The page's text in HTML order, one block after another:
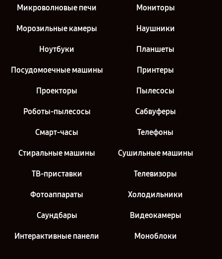
Микроволновые печи Мониторы
Морозильные камеры Наушники
Ноутбуки Планшеты
Посудомоечные машины Принтеры
Проекторы Пылесосы
Роботы-пылесосы Сабвуферы
Смарт-часы Телефоны
Стиральные машины Сушильные машины
ТВ-приставки Телевизоры
Фотоаппараты Холодильники
Саундбары Видеокамеры
Интерактивные панели Моноблоки